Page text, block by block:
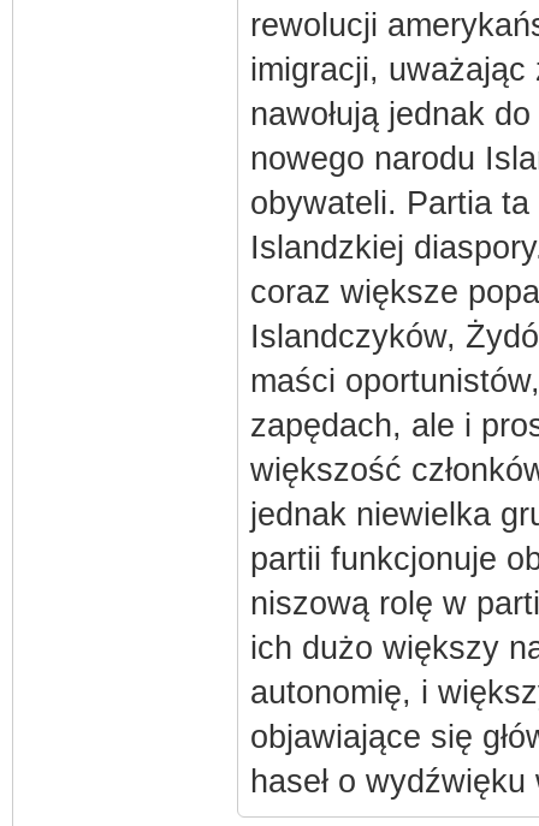
rewolucji
imigracji,
nawołują jednak
nowego narodu
obywateli. Partia
Islandzkiej
coraz większe
Islandczyków,
maści
zapędach, ale i
większość
jednak niewielka
partii funkcjonuje
niszową rolę w
ich dużo większy
autonomię, i
objawiające się
haseł o